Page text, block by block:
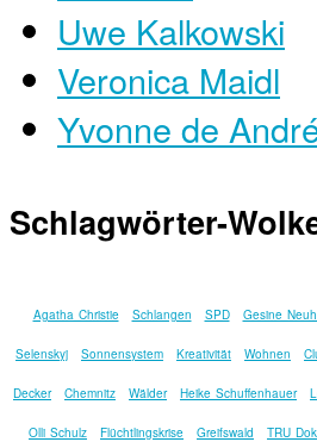
Uwe Kalkowski
Veronica Maidl
Yvonne de
Schlagwörter-
Agatha Christie Schlangen SPD Gesine
Selenskyj Sonnensystem Kreativität Wohnen
Decker Chemnitz Wälder Heike Schuffenhauer
Olli Schulz Flüchtlingskrise Greifswald TRU